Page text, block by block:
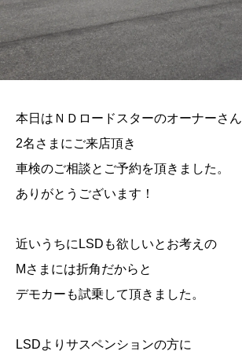
本日はＮＤロードスターのオーナーさん
2名さまにご来店頂き
車検のご相談とご予約を頂きました。
ありがとうございます！
近いうちにLSDも欲しいとお考えの
Mさまには折角だからと
デモカーも試乗して頂きました。
LSDよりサスペンションの方に